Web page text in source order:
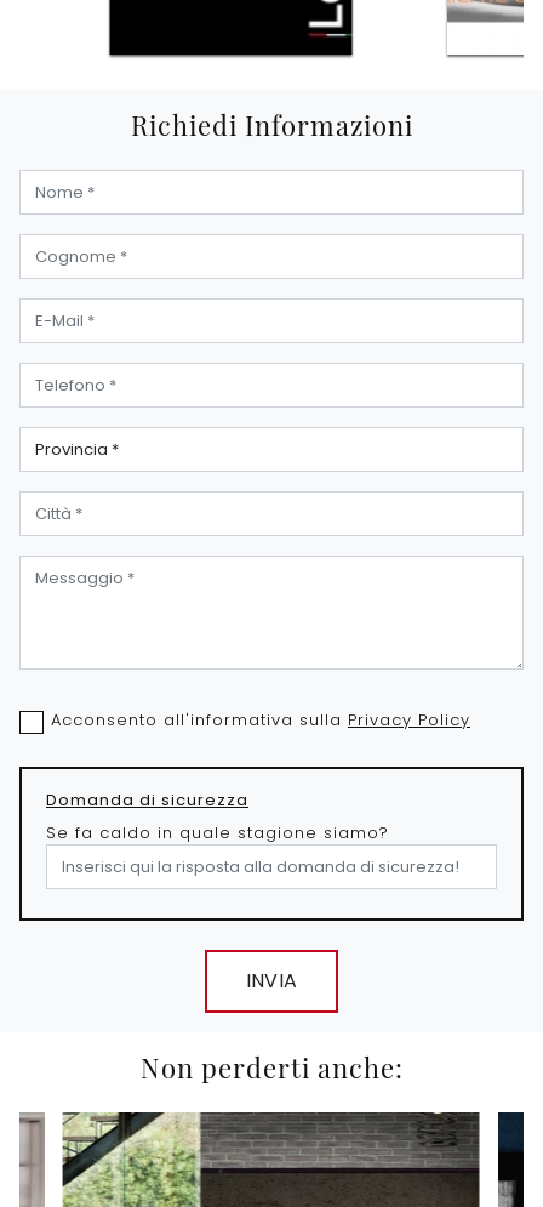
Richiedi Informazioni
Acconsento all'informativa sulla Privacy Policy
Domanda di sicurezza
Se fa caldo in quale stagione siamo?
INVIA
Non perderti anche: